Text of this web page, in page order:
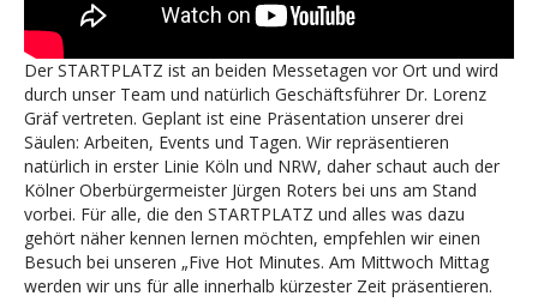
Der STARTPLATZ ist an beiden Messetagen vor Ort und wird
durch unser Team und natürlich Geschäftsführer Dr. Lorenz
Gräf vertreten. Geplant ist eine Präsentation unserer drei
Säulen: Arbeiten, Events und Tagen. Wir repräsentieren
natürlich in erster Linie Köln und NRW, daher schaut auch der
Kölner Oberbürgermeister Jürgen Roters bei uns am Stand
vorbei. Für alle, die den STARTPLATZ und alles was dazu
gehört näher kennen lernen möchten, empfehlen wir einen
Besuch bei unseren „Five Hot Minutes. Am Mittwoch Mittag
werden wir uns für alle innerhalb kürzester Zeit präsentieren.